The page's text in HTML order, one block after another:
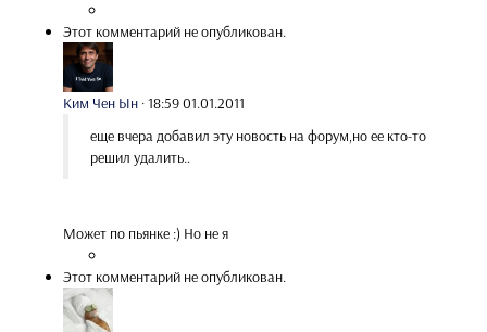
Этот комментарий не опубликован.
Ким Чен Ын ·18:59 01.01.2011
еще вчера добавил эту новость на форум,но ее кто-то
решил удалить..
Может по пьянке :) Но не я
Этот комментарий не опубликован.